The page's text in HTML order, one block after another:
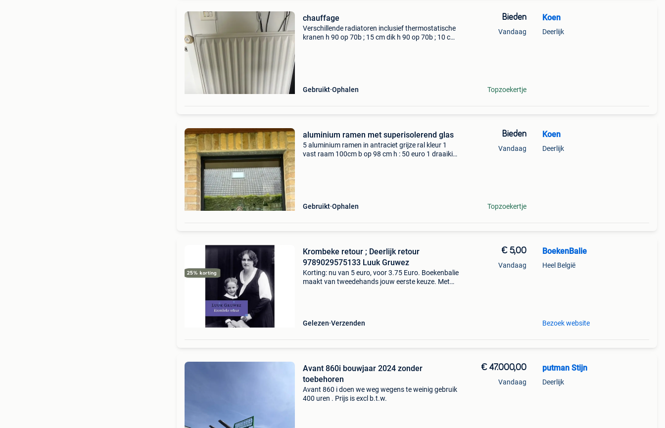
chauffage
Verschillende radiatoren inclusief thermostatische
kranen h 90 op 70b ; 15 cm dik h 90 op 70b ; 10 cm
Gebruikt Ophalen
Bieden
Vandaag
Topzoekertje
Koen
Deerlijk
aluminium ramen met superisolerend glas
5 aluminium ramen in antraciet grijze ral kleur 1
vast raam 100cm b op 98 cm h : 50 euro 1 draaikip
Gebruikt Ophalen
Bieden
Vandaag
Topzoekertje
Koen
Deerlijk
Krombeke retour ; Deerlijk retour
9789029575133 Luuk Gruwez
Korting: nu van 5 euro, voor 3.75 Euro. Boekenbalie
maakt van tweedehands jouw eerste keuze. Met
Gelezen Verzenden
€ 5,00
Vandaag
BoekenBalie
Heel België
Bezoek website
Avant 860i bouwjaar 2024 zonder
toebehoren
Avant 860 i doen we weg wegens te weinig gebruik
400 uren . Prijs is excl b.t.w.
€ 47.000,00
Vandaag
putman Stijn
Deerlijk